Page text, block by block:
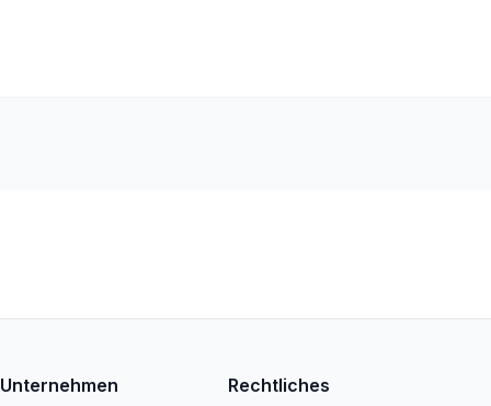
Unternehmen
Rechtliches